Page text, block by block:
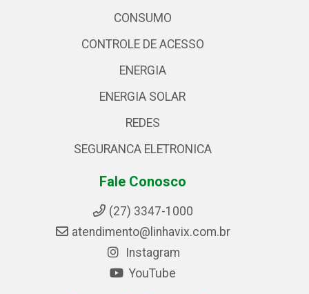
CONSUMO
CONTROLE DE ACESSO
ENERGIA
ENERGIA SOLAR
REDES
SEGURANCA ELETRONICA
Fale Conosco
(27) 3347-1000
atendimento@linhavix.com.br
Instagram
YouTube